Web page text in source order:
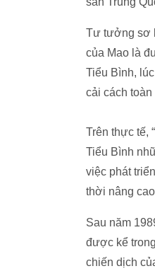
Tư tưởng sơ
của Mao là
Tiểu Bình,
cải cách
Trên thực tế,
Tiểu Bình
việc phát
thời nâng
Sau năm
được kể
chiến dịch